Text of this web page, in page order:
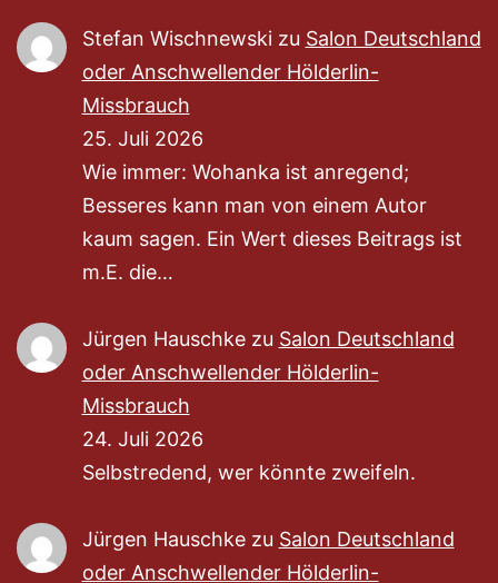
Stefan Wischnewski zu Salon Deutschland
oder Anschwellender Hölderlin-
Missbrauch
25. Juli 2026
Wie immer: Wohanka ist anregend;
Besseres kann man von einem Autor
kaum sagen. Ein Wert dieses Beitrags ist
m.E. die…
Jürgen Hauschkezu Salon Deutschland
oder Anschwellender Hölderlin-
Missbrauch
24. Juli 2026
Selbstredend, wer könnte zweifeln.
Jürgen Hauschkezu Salon Deutschland
oder Anschwellender Hölderlin-